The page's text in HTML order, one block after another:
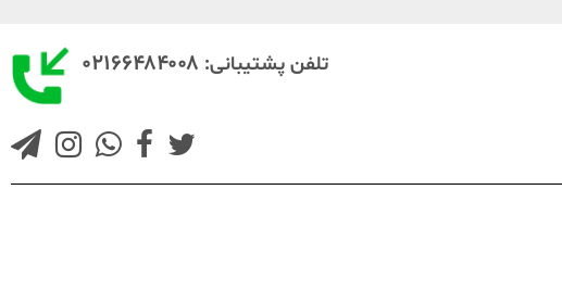
تلفن پشتیبانی: ۰۲۱۶۶۴۸۴۰۰۸